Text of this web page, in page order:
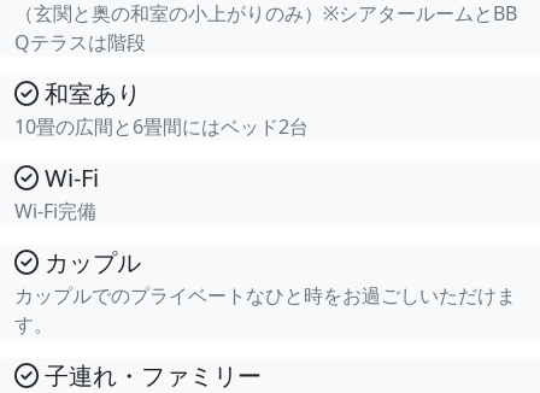
（玄関と奥の和室の小上がりのみ）※シアタールームとBB
Qテラスは階段
和室あり
10畳の広間と6畳間にはベッド2台
Wi-Fi
Wi-Fi完備
カップル
カップルでのプライベートなひと時をお過ごしいただけま
す。
子連れ・ファミリー